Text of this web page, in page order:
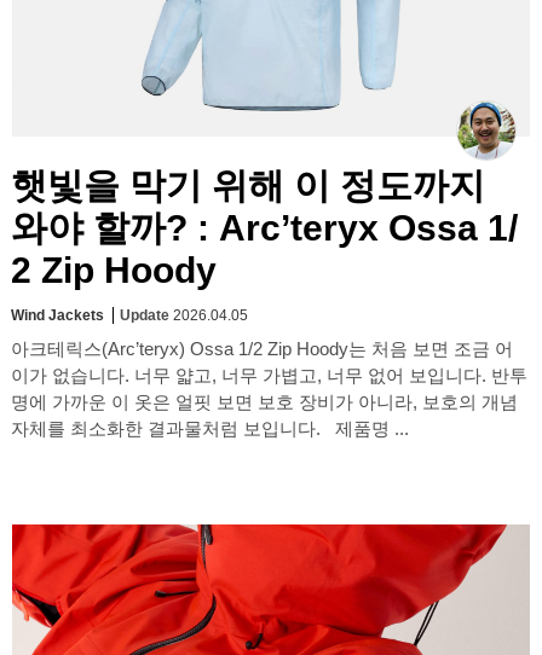
햇빛을 막기 위해 이 정도까지
와야 할까? : Arc’teryx Ossa 1/
2 Zip Hoody
Wind Jackets Update 2026.04.05
아크테릭스(Arc’teryx) Ossa 1/2 Zip Hoody는 처음 보면 조금 어
이가 없습니다. 너무 얇고, 너무 가볍고, 너무 없어 보입니다. 반투
명에 가까운 이 옷은 얼핏 보면 보호 장비가 아니라, 보호의 개념
자체를 최소화한 결과물처럼 보입니다. 제품명 ...